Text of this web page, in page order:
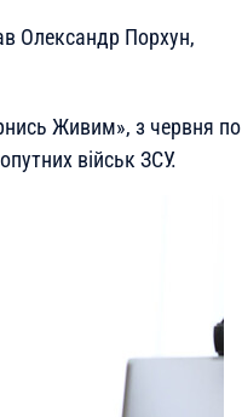
Олександр Порхун,
Живим», з червня по
військ ЗСУ.